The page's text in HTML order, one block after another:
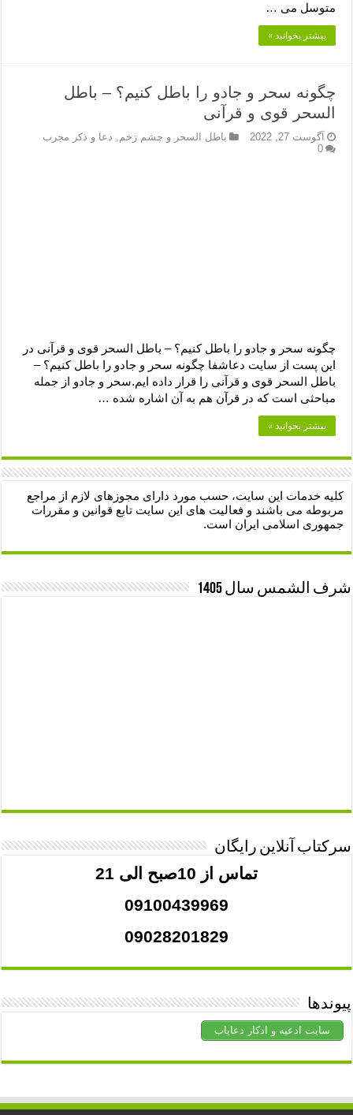
متوسل می …
بیشتر بخوانید »
چگونه سحر و جادو را باطل کنیم؟ – باطل
السحر قوی و قرآنی
آگوست 27, 2022 باطل السحر و چشم زخم, دعا و ذکر مجرب
0
چگونه سحر و جادو را باطل کنیم؟ – باطل السحر قوی و قرآنی در
این پست از سایت دعاشفا چگونه سحر و جادو را باطل کنیم؟ –
باطل السحر قوی و قرآنی را قرار داده ایم.سحر و جادو از جمله
مباحثی است که در قرآن هم به آن اشاره شده …
بیشتر بخوانید »
کلیه خدمات این سایت، حسب مورد دارای مجوزهای لازم از مراجع
مربوطه می باشند و فعالیت های این سایت تابع قوانین و مقررات
جمهوری اسلامی ایران است.
شرف الشمس سال 1405
سرکتاب آنلاین رایگان
تماس از 10صبح الی 21
09100439969
09028201829
پیوندها
سایت ادعیه و اذکار دعایاب